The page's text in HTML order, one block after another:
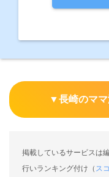
▼長崎のマ
掲載しているサービスは
行いランキング付け（ ス